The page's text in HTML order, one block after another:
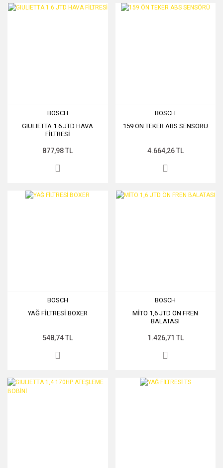
BOSCH
GIULIETTA 1.6 JTD HAVA
FİLTRESİ
877,98 TL
BOSCH
159 ÖN TEKER ABS SENSÖRÜ
4.664,26 TL
BOSCH
YAĞ FİLTRESİ BOXER
548,74 TL
BOSCH
MİTO 1,6 JTD ÖN FREN
BALATASI
1.426,71 TL